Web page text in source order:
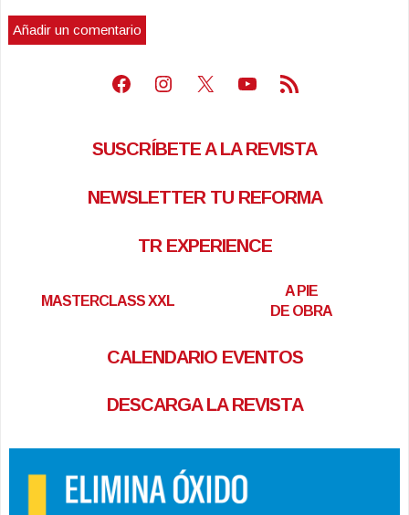
Facebook
Instagram
X Youtube
Feed RSS
SUSCRÍBETE A LA REVISTA
NEWSLETTER TU REFORMA
TR EXPERIENCE
MASTERCLASS XXL
A PIE
DE OBRA
CALENDARIO EVENTOS
DESCARGA LA REVISTA